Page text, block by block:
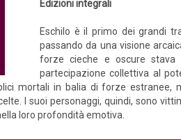
Edizioni integrali
Eschilo è il primo dei grandi
passando da una visione
forze cieche e oscure stava
partecipazione collettiva al
mortali in balia di forze
I suoi personaggi, quindi, sono
loro profondità emotiva.